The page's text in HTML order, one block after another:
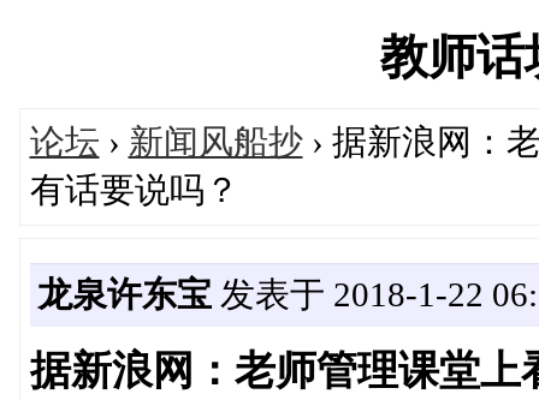
教师话
论坛 › 新闻风船抄› 据新浪网：
有话要说吗？
龙泉许东宝 发表于 2018-1-22
据新浪网：老师管理课堂